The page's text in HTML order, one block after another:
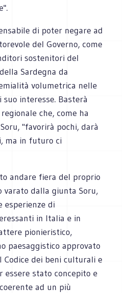
di poter negare ad
del Governo, come
sostenitori del
Sardegna da
volumetrica nelle
interesse. Basterà
che, come ha
"favorirà pochi, darà
ma in futuro ci
andare fiera del proprio
varato dalla giunta Soru,
esperienze di
in Italia e in
pionieristico,
paesaggistico approvato
Codice dei beni culturali e
essere stato concepito e
ad un più